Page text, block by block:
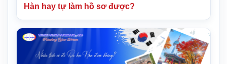
Hàn hay tự làm hồ sơ được?